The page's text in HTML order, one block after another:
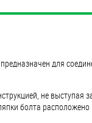
для
не выступая
болта